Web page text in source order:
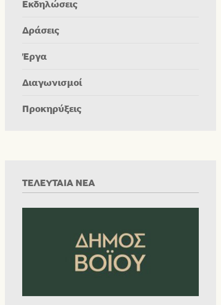
Εκδηλώσεις
Δράσεις
Έργα
Διαγωνισμοί
Προκηρύξεις
ΤΕΛΕΥΤΑΙΑ ΝΕΑ